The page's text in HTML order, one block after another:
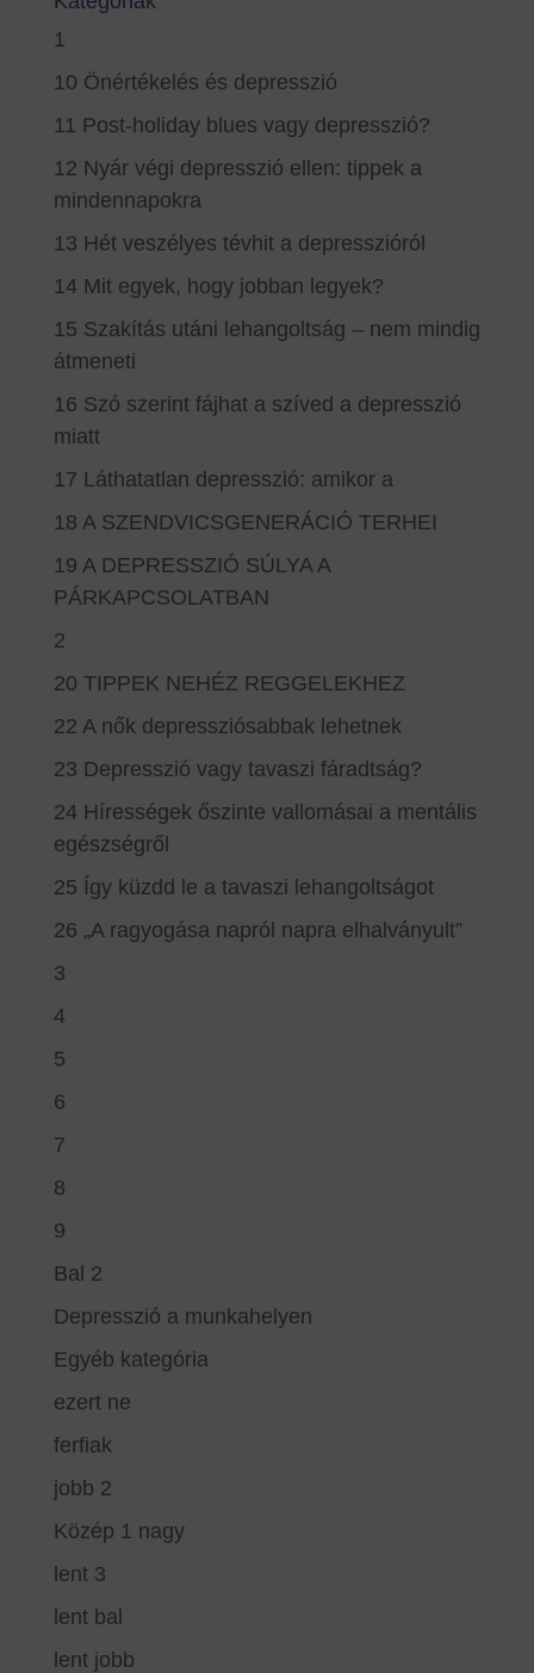
1
10 Önértékelés és depresszió
11 Post-holiday blues vagy depresszió?
12 Nyár végi depresszió ellen: tippek a
mindennapokra
13 Hét veszélyes tévhit a depresszióról
14 Mit egyek, hogy jobban legyek?
15 Szakítás utáni lehangoltság – nem mindig
átmeneti
16 Szó szerint fájhat a szíved a depresszió
miatt
17 Láthatatlan depresszió: amikor a
18 A SZENDVICSGENERÁCIÓ TERHEI
19 A DEPRESSZIÓ SÚLYA A
PÁRKAPCSOLATBAN
2
20 TIPPEK NEHÉZ REGGELEKHEZ
22 A nők depressziósabbak lehetnek
23 Depresszió vagy tavaszi fáradtság?
24 Hírességek őszinte vallomásai a mentális
egészségről
25 Így küzdd le a tavaszi lehangoltságot
26 „A ragyogása napról napra elhalványult”
3
4
5
6
7
8
9
Bal 2
Depresszió a munkahelyen
Egyéb kategória
ezert ne
ferfiak
jobb 2
Közép 1 nagy
lent 3
lent bal
lent jobb